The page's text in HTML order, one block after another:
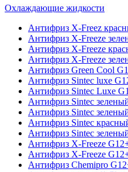
Охлаждающие жидкости
Антифриз X-Freez
Антифриз X-Freeze
Антифриз X-Freeze
Антифриз X-Freeze
Антифриз Green Cool
Антифриз Sintec luxe
Антифриз Sintec Luxe
Антифриз Sintec
Антифриз Sintec
Антифриз Sintec
Антифриз Sintec
Антифриз X-Freeze
Антифриз X-Freeze
Антифриз Chemipro